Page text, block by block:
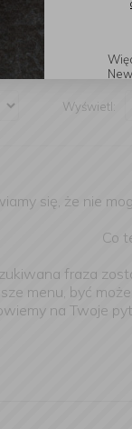
Wyświetl:
się, że nie
Co
fraza
menu, być
na Twoje